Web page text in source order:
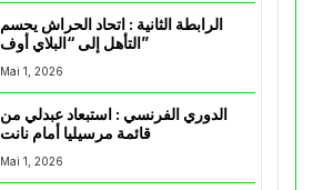
الرابطة الثانية : اتحاد الحراش يحسم
التأهل إلى “البلاي أوف”
Mai 1, 2026
الدوري الفرنسي : استبعاد عبدلي من
قائمة مرسيليا أمام نانت
Mai 1, 2026